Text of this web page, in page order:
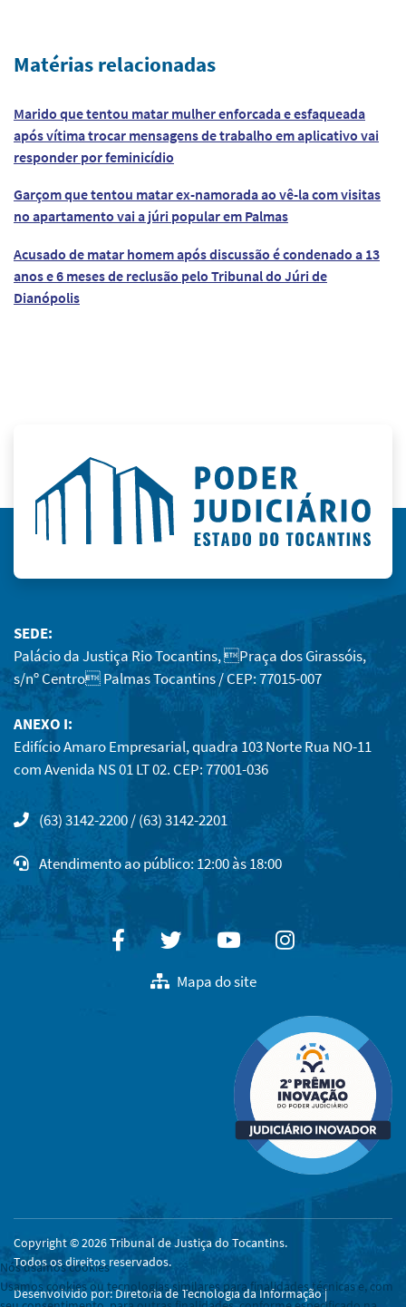
Matérias relacionadas
Marido que tentou matar mulher enforcada e esfaqueada
após vítima trocar mensagens de trabalho em aplicativo vai
responder por feminicídio
Garçom que tentou matar ex-namorada ao vê-la com visitas
no apartamento vai a júri popular em Palmas
Acusado de matar homem após discussão é condenado a 13
anos e 6 meses de reclusão pelo Tribunal do Júri de
Dianópolis
SEDE:
Palácio da Justiça Rio Tocantins, Praça dos Girassóis,
s/nº Centro Palmas Tocantins / CEP: 77015-007
ANEXO I:
Edifício Amaro Empresarial, quadra 103 Norte Rua NO-11
com Avenida NS 01 LT 02. CEP: 77001-036
(63) 3142-2200 / (63) 3142-2201
Atendimento ao público: 12:00 às 18:00
FacebookTwitterYoutubeInstagram
Mapa do site
Copyright © 2026 Tribunal de Justiça do Tocantins.
Todos os direitos reservados.
Desenvolvido por: Diretoria de Tecnologia da Informação |
Nós usamos cookies
Usamos cookies ou tecnologias similares para finalidades técnicas e, com